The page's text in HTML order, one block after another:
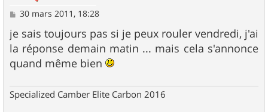
M
s
s
a
g
e
30 mars 2011, 18:28
je sais toujours pas si je peux rouler vendredi, j'ai
la réponse demain matin ... mais cela s'annonce
quand même bien
Specialized Camber Elite Carbon 2016